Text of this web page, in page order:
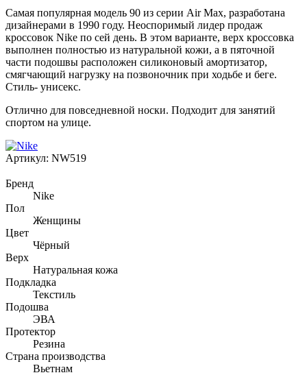
Самая популярная модель 90 из серии Air Max, разработана
дизайнерами в 1990 году. Неоспоримый лидер продаж
кроссовок Nike по сей день. В этом варианте, верх кроссовка
выполнен полностью из натуральной кожи, а в пяточной
части подошвы расположен силиконовый амортизатор,
смягчающий нагрузку на позвоночник при ходьбе и беге.
Стиль- унисекс.
Отлично для повседневной носки. Подходит для занятий
спортом на улице.
Артикул: NW519
Бренд
Nike
Пол
Женщины
Цвет
Чёрный
Верх
Натуральная кожа
Подкладка
Текстиль
Подошва
ЭВА
Протектор
Резина
Страна производства
Вьетнам